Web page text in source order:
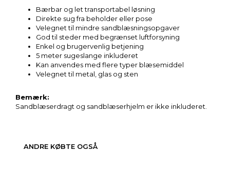
Bærbar og let transportabel løsning
Direkte sug fra beholder eller pose
Velegnet til mindre sandblæsningsopgaver
God til steder med begrænset luftforsyning
Enkel og brugervenlig betjening
5 meter sugeslange inkluderet
Kan anvendes med flere typer blæsemiddel
Velegnet til metal, glas og sten
Bemærk:
Sandblæserdragt og sandblæserhjelm er ikke inkluderet.
ANDRE KØBTE OGSÅ